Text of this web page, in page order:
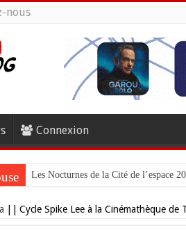
nous
Connexion
Les Nocturnes de la Cité de l’espace
Cycle Spike Lee à la Cinémathèque de